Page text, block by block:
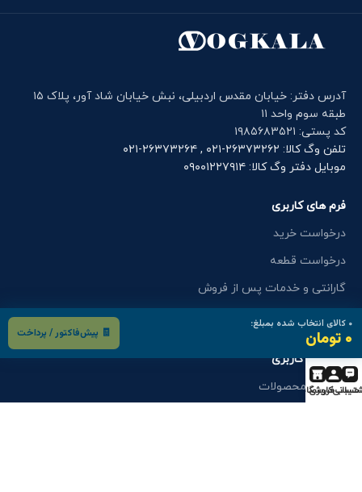
۰ کالای انتخاب شده بمبلغ:
۰ تومان 🧾 پیش‌فاکتور / پرداخت
آدرس دفتر: خیابان مقدس اردبیلی، نبش خیابان شاد آور، پلاک ۱۵
طبقه سوم واحد ۱۱
کد پستی: ۱۹۸۵۶۸۳۵۲۱
تلفن وگ کالا: ۲۶۳۷۳۲۶۲-۰۲۱ , ۲۶۳۷۳۲۶۴-۰۲۱
موبایل دفتر وگ کالا: ۰۹۰۰۱۲۲۷۹۱۴
فرم های کاربری
درخواست خرید
درخواست قطعه
گارانتی و خدمات پس از فروش
فرم های کاربری
کاتالوگ محصولات
حساب کاربری
فروشگاه